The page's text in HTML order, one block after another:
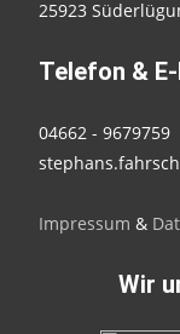
25923
Telefon &
04662 - 9679759
Impressum &
Wir